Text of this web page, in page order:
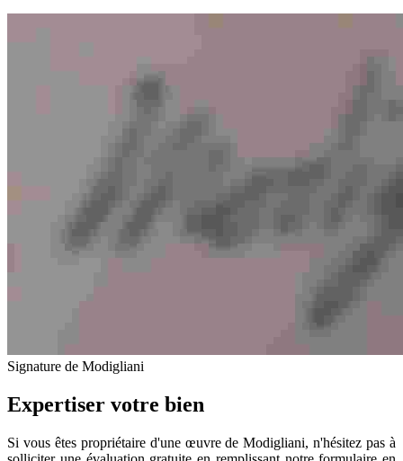
Signature de Modigliani
Expertiser votre bien
Si vous êtes propriétaire d'une œuvre de Modigliani, n'hésitez pas à